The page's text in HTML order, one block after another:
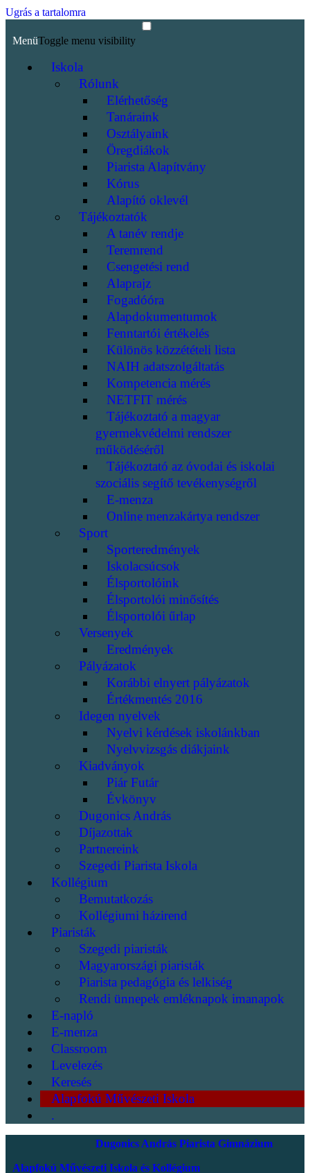
Ugrás a tartalomra
MenüToggle menu visibility
Iskola
Rólunk
Elérhetőség
Tanáraink
Osztályaink
Öregdiákok
Piarista Alapítvány
Kórus
Alapító oklevél
Tájékoztatók
A tanév rendje
Teremrend
Csengetési rend
Alaprajz
Fogadóóra
Alapdokumentumok
Fenntartói értékelés
Különös közzétételi lista
NAIH adatszolgáltatás
Kompetencia mérés
NETFIT mérés
Tájékoztató a magyar
gyermekvédelmi rendszer
működéséről
Tájékoztató az óvodai és iskolai
szociális segítő tevékenységről
E-menza
Online menzakártya rendszer
Sport
Sporteredmények
Iskolacsúcsok
Élsportolóink
Élsportolói minősítés
Élsportolói űrlap
Versenyek
Eredmények
Pályázatok
Korábbi elnyert pályázatok
Értékmentés 2016
Idegen nyelvek
Nyelvi kérdések iskolánkban
Nyelvvizsgás diákjaink
Kiadványok
Piár Futár
Évkönyv
Dugonics András
Díjazottak
Partnereink
Szegedi Piarista Iskola
Kollégium
Bemutatkozás
Kollégiumi házirend
Piaristák
Szegedi piaristák
Magyarországi piaristák
Piarista pedagógia és lelkiség
Rendi ünnepek emléknapok imanapok
E-napló
E-menza
Classroom
Levelezés
Keresés
Alapfokú Művészeti Iskola
.
Dugonics András Piarista Gimnázium
Alapfokú Művészeti Iskola és Kollégium